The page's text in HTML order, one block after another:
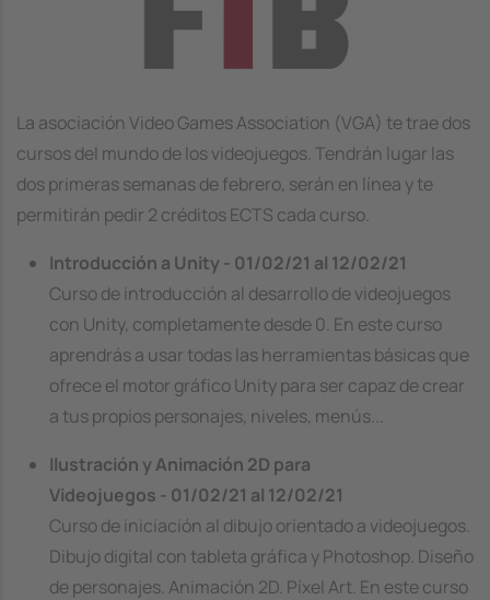
La asociación Video Games Association (VGA) te trae dos
cursos del mundo de los videojuegos. Tendrán lugar las
dos primeras semanas de febrero, serán en línea y te
permitirán pedir 2 créditos ECTS cada curso.
Introducción a Unity - 01/02/21 al 12/02/21
Curso de introducción al desarrollo de videojuegos
con Unity, completamente desde 0. En este curso
aprendrás a usar todas las herramientas básicas que
ofrece el motor gráfico Unity para ser capaz de crear
a tus propios personajes, niveles, menús...
Ilustración y Animación 2D para
Videojuegos - 01/02/21 al 12/02/21
Curso de iniciación al dibujo orientado a videojuegos.
Dibujo digital con tableta gráfica y Photoshop. Diseño
de personajes. Animación 2D. Píxel Art. En este curso